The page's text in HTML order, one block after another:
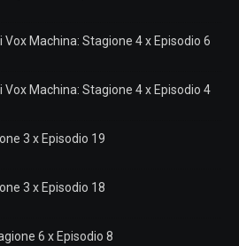
Vox Machina: Stagione 4 x Episodio 6
Vox Machina: Stagione 4 x Episodio 4
3 x Episodio 19
3 x Episodio 18
6 x Episodio 8